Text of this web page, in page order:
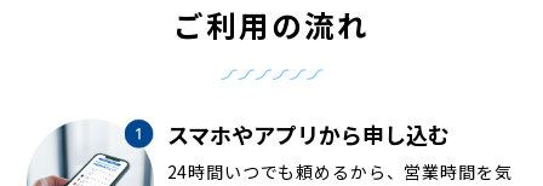
ご利用の流れ
スマホやアプリから申し込む
24時間いつでも頼めるから、営業時間を気